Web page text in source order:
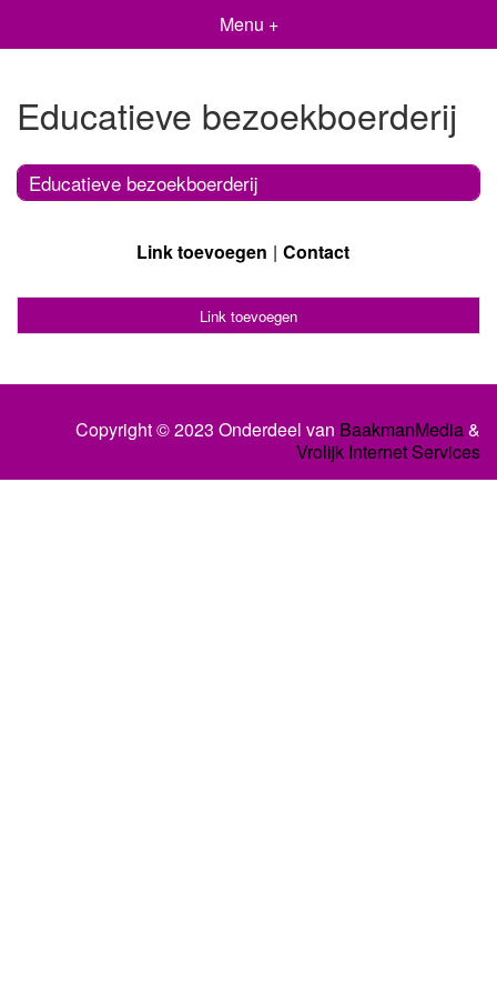
Menu +
Educatieve bezoekboerderij
Educatieve bezoekboerderij
Link toevoegen Contact
Link toevoegen
Copyright © 2023 Onderdeel van BaakmanMedia&
Vrolijk Internet Services